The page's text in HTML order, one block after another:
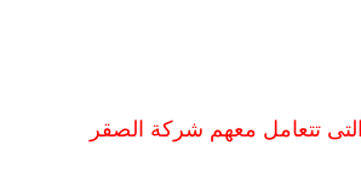
التى تتعامل معهم شركة الصقر